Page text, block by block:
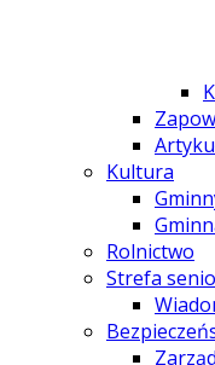
Kultura
Rolnictwo
Strefa